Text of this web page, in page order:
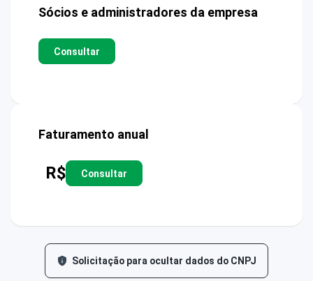
Sócios e administradores da empresa
Consultar
Faturamento anual
R$ Consultar
Solicitação para ocultar dados do CNPJ